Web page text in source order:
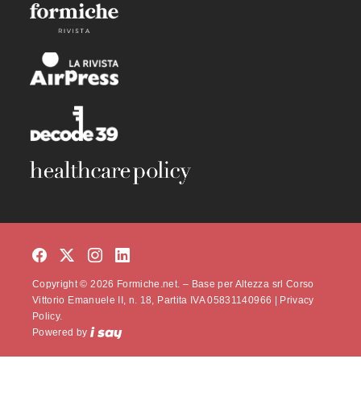
Copyright © 2026 Formiche.net. – Base per Altezza srl Corso
Vittorio Emanuele II, n. 18, Partita IVA 05831140966 | Privacy
Policy.
Powered by